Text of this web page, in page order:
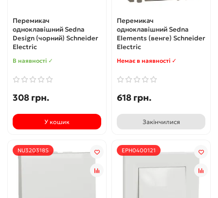
Перемикач
одноклавішний Sedna
Design (чорний) Schneider
Electric
В наявності ✓
308 грн.
У кошик
Перемикач
одноклавішний Sedna
Elements (венге) Schneider
Electric
Немає в наявності ✓
618 грн.
Закінчилися
NU320318S EPH0400121